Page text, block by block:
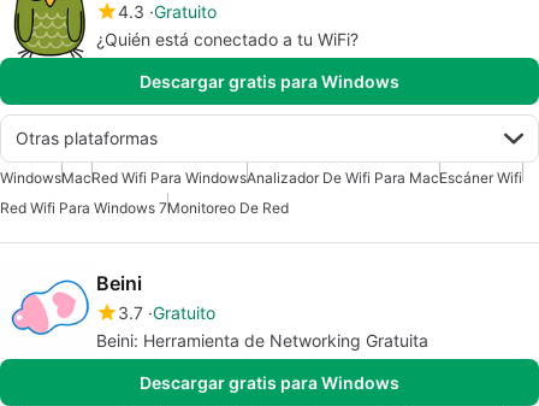
4.3 Gratuito
¿Quién está conectado a tu WiFi?
Descargar gratis para Windows
Otras plataformas
WindowsMacRed Wifi Para WindowsAnalizador De Wifi Para MacEscáner Wifi
Red Wifi Para Windows 7Monitoreo De Red
Beini
3.7 Gratuito
Beini: Herramienta de Networking Gratuita
Descargar gratis para Windows